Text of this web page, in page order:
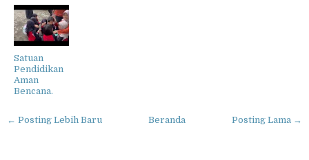
Satuan
Pendidikan
Aman
Bencana.
← Posting Lebih Baru Posting Lama →
Beranda